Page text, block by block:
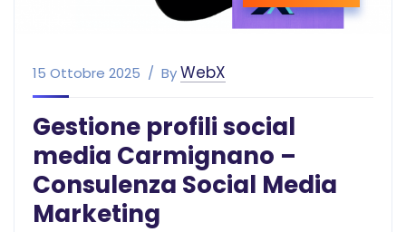
15 Ottobre 2025 ByWebX
Gestione profili social
media Carmignano –
Consulenza Social Media
Marketing